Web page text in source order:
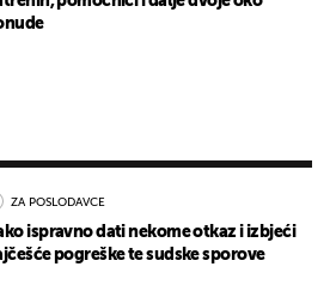
ZA POSLODAVCE
ispravno dati nekome otkaz i izbjeći
pogreške te sudske sporove